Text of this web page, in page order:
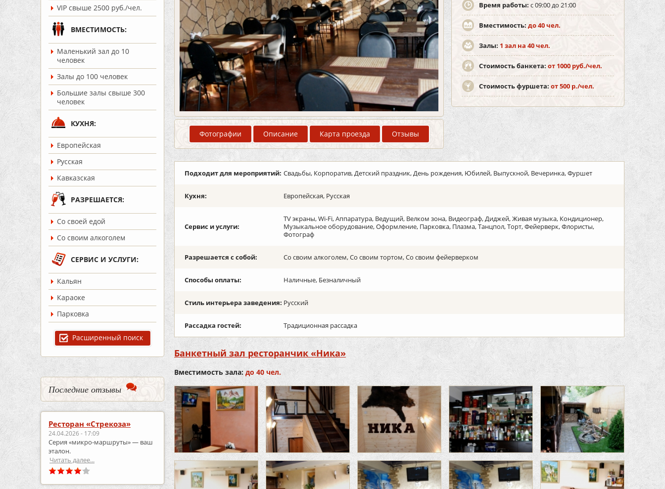
VIP свыше 2500 руб./чел.
ВМЕСТИМОСТЬ:
Маленький зал до 10
человек
Залы до 100 человек
Большие залы свыше 300
человек
КУХНЯ:
Европейская
Русская
Кавказская
РАЗРЕШАЕТСЯ:
Со своей едой
Со своим алкоголем
СЕРВИС И УСЛУГИ:
Кальян
Караоке
Парковка
Расширенный поиск
Последние отзывы
Ресторан «Стрекоза»
24.04.2026 - 17:09
Серия «микро‑маршруты» — ваш
эталон.
Читать далее...
Фотографии Описание Карта проезда Отзывы
Время работы: с 09:00 до 21:00
Вместимость: до 40 чел.
Залы: 1 зал на 40 чел.
Стоимость банкета: от 1000 руб./чел.
Стоимость фуршета: от 500 р./чел.
Подходит для мероприятий: Свадьбы, Корпоратив, Детский праздник, День рождения, Юбилей, Выпускной, Вечеринка, Фуршет
Кухня: Европейская, Русская
Сервис и услуги:
TV экраны, Wi-Fi, Аппаратура, Ведущий, Велком зона, Видеограф, Диджей, Живая музыка, Кондиционер,
Музыкальное оборудование, Оформление, Парковка, Плазма, Танцпол, Торт, Фейерверк, Флористы,
Фотограф
Разрешается с собой: Со своим алкоголем, Со своим тортом, Со своим фейерверком
Способы оплаты: Наличные, Безналичный
Стиль интерьера заведения: Русский
Рассадка гостей: Традиционная рассадка
Банкетный зал ресторанчик «Ника»
Вместимость зала: до 40 чел.